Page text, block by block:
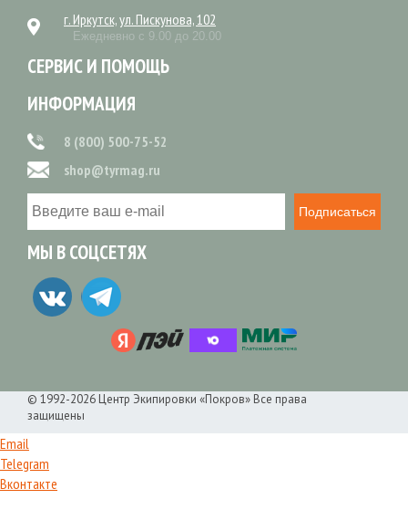
г. Иркутск, ул. Пискунова, 102
Ежедневно с 9.00 до 20.00
СЕРВИС И ПОМОЩЬ
ИНФОРМАЦИЯ
8 (800) 500-75-52
shop@tyrmag.ru
Подписаться
МЫ В СОЦСЕТЯХ
© 1992-2026 Центр Экипировки «Покров» Все права
защищены
Email
Telegram
Вконтакте